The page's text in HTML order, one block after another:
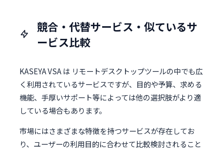
競合・代替サービス・似ているサ
ービス比較
KASEYA VSA は リモートデスクトップツールの中でも広
く利用されているサービスですが、目的や予算、求める
機能、手厚いサポート等によっては他の選択肢がより適
している場合もあります。
市場にはさまざまな特徴を持つサービスが存在してお
り、ユーザーの利用目的に合わせて比較検討されること